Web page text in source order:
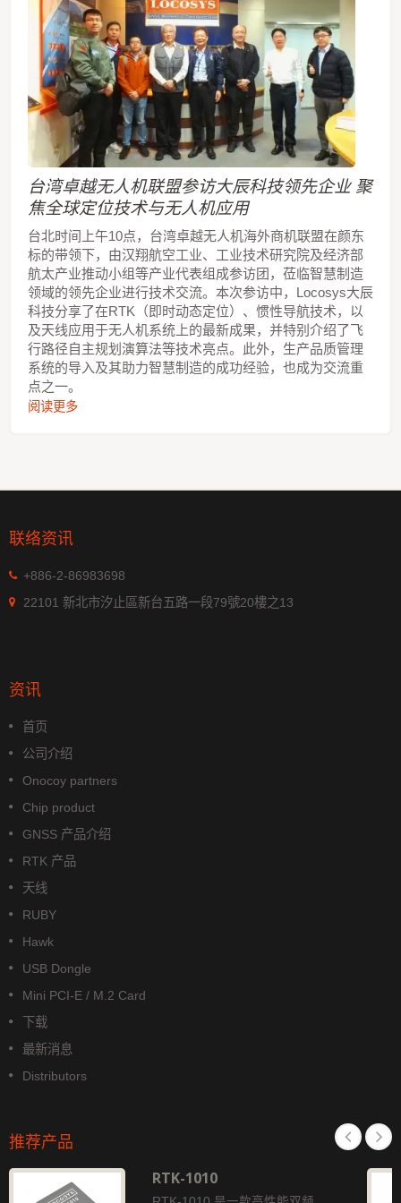
台湾卓越无人机联盟参访大辰科技领先企业 聚
焦全球定位技术与无人机应用
台北时间上午10点，台湾卓越无人机海外商机联盟在颜东
标的带领下，由汉翔航空工业、工业技术研究院及经济部
航太产业推动小组等产业代表组成参访团，莅临智慧制造
领域的领先企业进行技术交流。本次参访中，Locosys大辰
科技分享了在RTK（即时动态定位）、惯性导航技术，以
及天线应用于无人机系统上的最新成果，并特别介绍了飞
行路径自主规划演算法等技术亮点。此外，生产品质管理
系统的导入及其助力智慧制造的成功经验，也成为交流重
点之一。
阅读更多
联络资讯
+886-2-86983698
22101 新北市汐止區新台五路一段79號20樓之13
资讯
首页
公司介绍
Onocoy partners
Chip product
GNSS 产品介绍
RTK 产品
天线
RUBY
Hawk
USB Dongle
Mini PCI-E / M.2 Card
下载
最新消息
Distributors
推荐产品
RTK-1010